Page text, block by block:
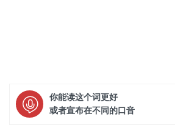
你能读这个词更好
或者宣布在不同的口音